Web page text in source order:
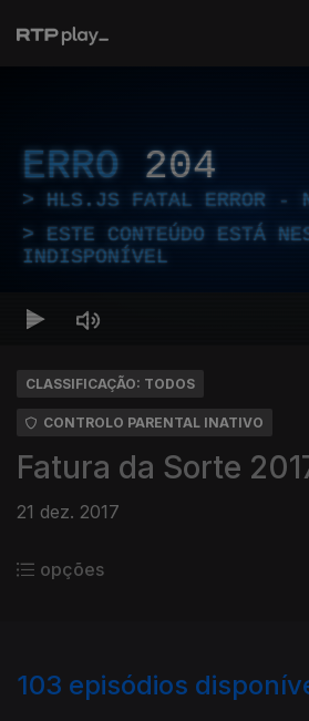
ERRO 204
HLS.JS FATAL ERROR -
ESTE CONTEÚDO ESTÁ
INDISPONÍVEL
CLASSIFICAÇÃO: TODOS
CONTROLO PARENTAL INATIVO
Fatura da Sorte
21 dez. 2017
opções
103 episódios